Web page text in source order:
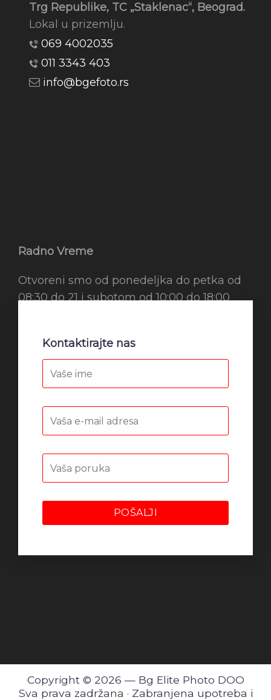
Trg Republike, TC „Staklenac“, Beograd.
Lokal u prizemlju.
069 4002035
011 3343 403
info@bgefoto.rs
Radno Vreme
Otvoreni smo od ponedeljka do petka od
08:30 do 21 i subotom od 10:00 do 18:00
Kontaktirajte nas
Copyright © 2026 — Bg Elite Photo DOO
Sva prava zadržana · Zabranjena upotreba i